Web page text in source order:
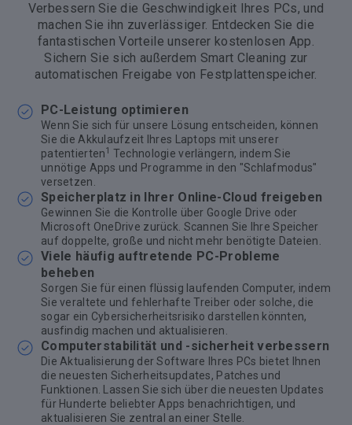
Verbessern Sie die Geschwindigkeit Ihres PCs, und
machen Sie ihn zuverlässiger. Entdecken Sie die
fantastischen Vorteile unserer kostenlosen App.
Sichern Sie sich außerdem Smart Cleaning zur
automatischen Freigabe von Festplattenspeicher.
PC-Leistung optimieren
Wenn Sie sich für unsere Lösung entscheiden, können
Sie die Akkulaufzeit Ihres Laptops mit unserer
patentierten1 Technologie verlängern, indem Sie
unnötige Apps und Programme in den "Schlafmodus"
versetzen.
Speicherplatz in Ihrer Online-Cloud freigeben
Gewinnen Sie die Kontrolle über Google Drive oder
Microsoft OneDrive zurück. Scannen Sie Ihre Speicher
auf doppelte, große und nicht mehr benötigte Dateien.
Viele häufig auftretende PC-Probleme
beheben
Sorgen Sie für einen flüssig laufenden Computer, indem
Sie veraltete und fehlerhafte Treiber oder solche, die
sogar ein Cybersicherheitsrisiko darstellen könnten,
ausfindig machen und aktualisieren.
Computerstabilität und -sicherheit verbessern
Die Aktualisierung der Software Ihres PCs bietet Ihnen
die neuesten Sicherheitsupdates, Patches und
Funktionen. Lassen Sie sich über die neuesten Updates
für Hunderte beliebter Apps benachrichtigen, und
aktualisieren Sie zentral an einer Stelle.